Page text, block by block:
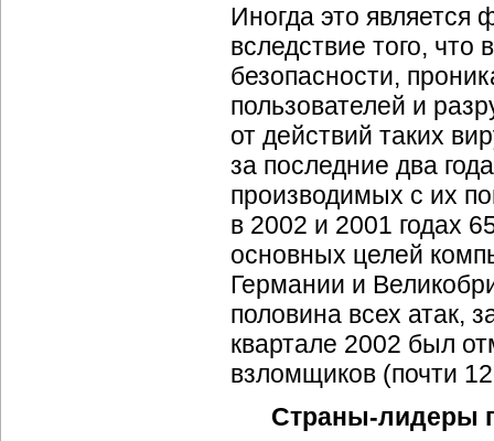
Иногда это является
вследствие того,
безопасности,
пользователей и
от действий таких
за последние два
производимых с их
в 2002 и 2001 годах
основных целей
Германии и
половина всех атак,
квартале 2002 был
взломщиков (почти
Страны-лидеры